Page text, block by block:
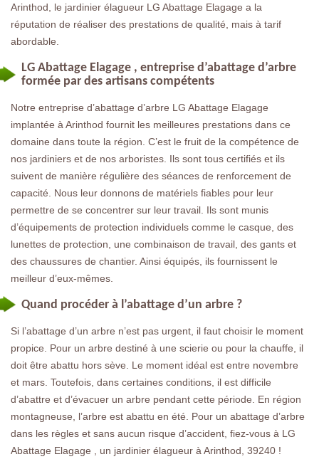
Arinthod, le jardinier élagueur LG Abattage Elagage a la
réputation de réaliser des prestations de qualité, mais à tarif
abordable.
LG Abattage Elagage , entreprise d’abattage d’arbre
formée par des artisans compétents
Notre entreprise d’abattage d’arbre LG Abattage Elagage
implantée à Arinthod fournit les meilleures prestations dans ce
domaine dans toute la région. C’est le fruit de la compétence de
nos jardiniers et de nos arboristes. Ils sont tous certifiés et ils
suivent de manière régulière des séances de renforcement de
capacité. Nous leur donnons de matériels fiables pour leur
permettre de se concentrer sur leur travail. Ils sont munis
d’équipements de protection individuels comme le casque, des
lunettes de protection, une combinaison de travail, des gants et
des chaussures de chantier. Ainsi équipés, ils fournissent le
meilleur d’eux-mêmes.
Quand procéder à l’abattage d’un arbre ?
Si l’abattage d’un arbre n’est pas urgent, il faut choisir le moment
propice. Pour un arbre destiné à une scierie ou pour la chauffe, il
doit être abattu hors sève. Le moment idéal est entre novembre
et mars. Toutefois, dans certaines conditions, il est difficile
d’abattre et d’évacuer un arbre pendant cette période. En région
montagneuse, l’arbre est abattu en été. Pour un abattage d’arbre
dans les règles et sans aucun risque d’accident, fiez-vous à LG
Abattage Elagage , un jardinier élagueur à Arinthod, 39240 !